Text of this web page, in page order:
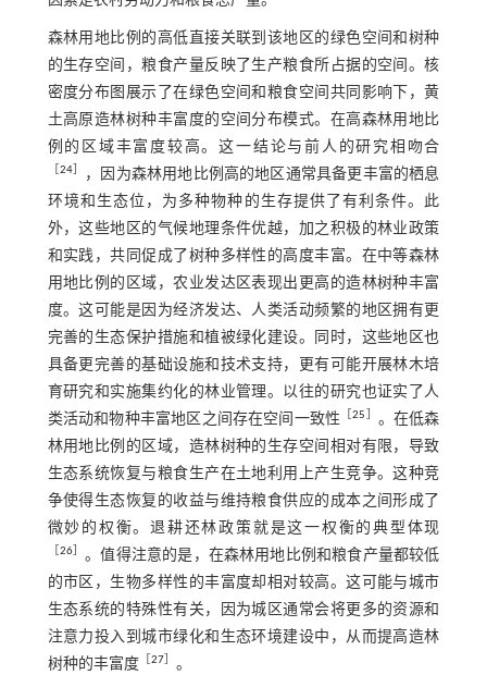
森林用地比例的高低直接关联到该地区的绿色空间和树种
的生存空间，粮食产量反映了生产粮食所占据的空间。核
密度分布图展示了在绿色空间和粮食空间共同影响下，黄
土高原造林树种丰富度的空间分布模式。在高森林用地比
例的区域丰富度较高。这一结论与前人的研究相吻合
24］
，因为森林用地比例高的地区通常具备更丰富的栖息
环境和生态位，为多种物种的生存提供了有利条件。此
外，这些地区的气候地理条件优越，加之积极的林业政策
和实践，共同促成了树种多样性的高度丰富。在中等森林
用地比例的区域，农业发达区表现出更高的造林树种丰富
度。这可能是因为经济发达、人类活动频繁的地区拥有更
完善的生态保护措施和植被绿化建设。同时，这些地区也
具备更完善的基础设施和技术支持，更有可能开展林木培
育研究和实施集约化的林业管理。以往的研究也证实了人
类活动和物种丰富地区之间存在空间一致性 ［25
。在低森
林用地比例的区域，造林树种的生存空间相对有限，导致
生态系统恢复与粮食生产在土地利用上产生竞争。这种竞
争使得生态恢复的收益与维持粮食供应的成本之间形成了
微妙的权衡。退耕还林政策就是这一权衡的典型体现
26］ 。值得注意的是，在森林用地比例和粮食产量都较低
的市区，生物多样性的丰富度却相对较高。这可能与城市
生态系统的特殊性有关，因为城区通常会将更多的资源和
注意力投入到城市绿化和生态环境建设中，从而提高造林
树种的丰富度［ 27］ 。